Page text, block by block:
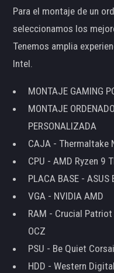
Para el montaje de un
seleccionamos los
Tenemos amplia
Intel.
MONTAJE GAMING
MONTAJE
PERSONALIZADA
CAJA - Thermaltake
CPU - AMD Ryzen 9
PLACA BASE - ASUS
VGA - NVIDIA AMD
RAM - Crucial
OCZ
PSU - Be Quiet
HDD - Western